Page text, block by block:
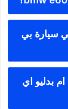
سيارة بي
بدليو اي